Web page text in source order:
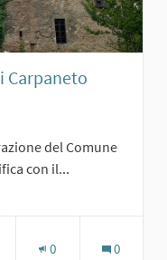
Carpaneto
del Comune
con il...
della comunità
0 0